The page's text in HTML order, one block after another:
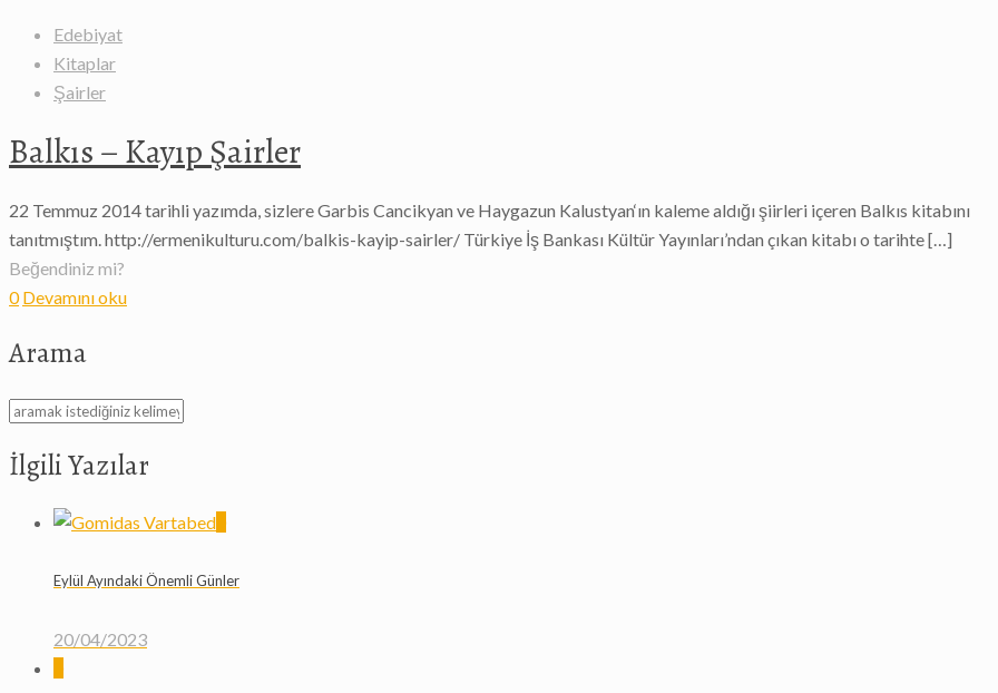
Edebiyat
Kitaplar
Şairler
Balkıs – Kayıp Şairler
22 Temmuz 2014 tarihli yazımda, sizlere Garbis Cancikyan ve Haygazun Kalustyan‘ın kaleme aldığı şiirleri içeren Balkıs kitabını
tanıtmıştım. http://ermenikulturu.com/balkis-kayip-sairler/ Türkiye İş Bankası Kültür Yayınları’ndan çıkan kitabı o tarihte[…]
Beğendiniz mi?
0 Devamını oku
Arama
İlgili Yazılar
Eylül Ayındaki Önemli Günler
20/04/2023